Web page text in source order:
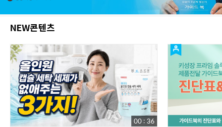
NEW콘텐츠
00 : 36